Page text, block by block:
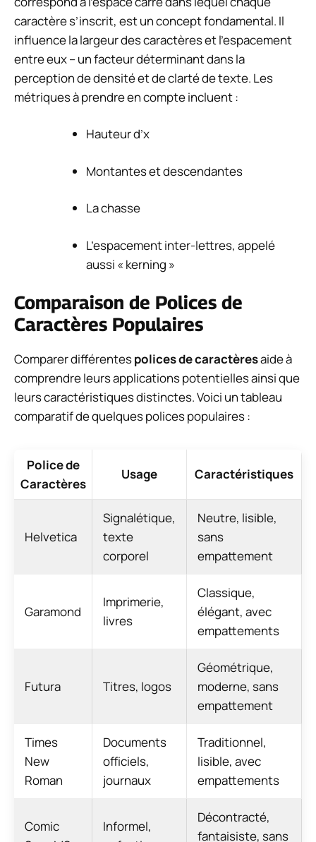
caractère s’inscrit, est un concept fondamental. Il
influence la largeur des caractères et l’espacement
entre eux – un facteur déterminant dans la
perception de densité et de clarté de texte. Les
métriques à prendre en compte incluent :
Hauteur d’x
Montantes et descendantes
La chasse
L’espacement inter-lettres, appelé
aussi « kerning »
Comparaison de Polices de
Caractères Populaires
Comparer différentespolices de caractèresaide à
comprendre leurs applications potentielles ainsi que
leurs caractéristiques distinctes. Voici un tableau
comparatif de quelques polices populaires :
Police de
Caractères
Usage Caractéristiques
Helvetica
Signalétique,
texte
corporel
Neutre, lisible,
sans
empattement
Garamond
Imprimerie,
livres
Classique,
élégant, avec
empattements
Futura Titres, logos
Géométrique,
moderne, sans
empattement
Times
New
Roman
Documents
officiels,
journaux
Traditionnel,
lisible, avec
empattements
Comic
Informel,
Décontracté,
fantaisiste, sans